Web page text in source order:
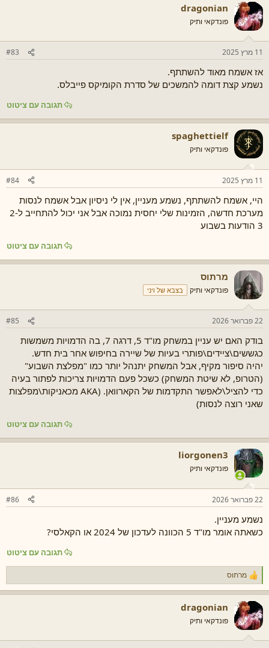
dragonian
פונדקאי ותיק
11 מרץ 2025 #83
אז אשמח מאוד להשתתף.
נשמע קצת דומה להמשכים של סדרת הקומיקס פייבלס.
תגובה עם ציטוט
spaghettielf
פונדקאי ותיק
11 מרץ 2025 #84
היי, אשמח להשתתף, נשמע מעניין, אין לי ניסיון אבל אשמח לנסות
מערכת חדשה, הזמינות שלי יחסית נמוכה אבל אני יכול להתחייב ל2-
3 הודעות בשבוע
תגובה עם ציטוט
מרתוס
פונדקאי ותיק בצבא של ויני
22 פברואר 2026 #85
בודק האם יש עניין במשחק מו"ד 5, דרגה 7, בה הדמויות משמשות
כגששים\ציידים\פותרי בעיות של שיירה בחיפוש אחר בית חדש.
יהיה סיפור מקיף, אבל המשחק יתנהל יותר כמו "מפלצת השבוע"
(הטרופ, לא שיטת המשחק) כשכל פעם הדמויות צריכות לפתור בעיה
כדי להציל\לאפשר התקדמות של הקארוואן. (AKA מכאניקות\מפלצות
שאני רוצה לנסות)
תגובה עם ציטוט
liorgonen3
פונדקאי ותיק
22 פברואר 2026 #86
נשמע מעניין.
כשאתה אומר מו"ד 5 הכוונה לעדכון של 2024 או הקאלסי?
תגובה עם ציטוט
ר
ג
ש
ו
ת
:
מרתוס
dragonian
פונדקאי ותיק